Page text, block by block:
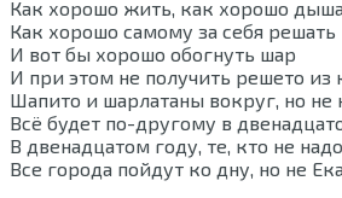
Как хорошо жить, как хорошо
Как хорошо самому за себя решать
И вот бы хорошо обогнуть шар
И при этом не получить решето из
Шапито и шарлатаны вокруг, но не
Всё будет по-другому в
В двенадцатом году, те, кто не
Все города пойдут ко дну, но не